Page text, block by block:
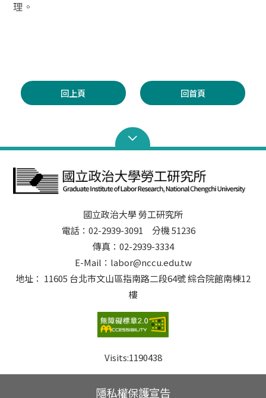
理。
回上頁 回首頁
國立政治大學 勞工研究所
電話：02-2939-3091 分機 51236
傳真：02-2939-3334
E-Mail：labor@nccu.edu.tw
地址： 11605 台北市文山區指南路二段64號 綜合院館南棟12
樓
Visits:1190438
隱私權保護宣告